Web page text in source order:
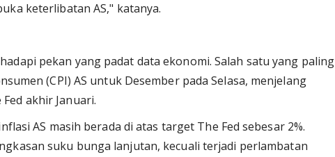
keterlibatan AS," katanya.
pekan yang padat data ekonomi. Salah satu yang paling
(CPI) AS untuk Desember pada Selasa, menjelang
akhir Januari.
AS masih berada di atas target The Fed sebesar 2%.
suku bunga lanjutan, kecuali terjadi perlambatan